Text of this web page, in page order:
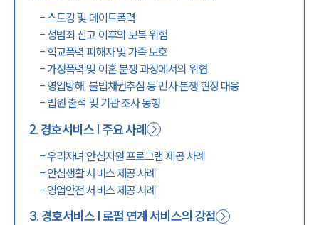
-스토킹 및 데이트폭력
- 성범죄 신고 이후의 보복 위험
- 학교폭력 피해자 및 가족 보호
-가정폭력 및 이혼 분쟁 과정에서의 위협
-영업방해, 불법채권추심 등 민사 분쟁 현장 대응
- 법원 출석 및 기관 조사 동행
2. 경호서비스 | 주요 사례
-우리자녀 안심지원 프로그램 제공 사례
- 안심생활 서비스 제공 사례
-영업안전 서비스 제공 사례
3. 경호서비스 | 로펌 연계 서비스의 강점